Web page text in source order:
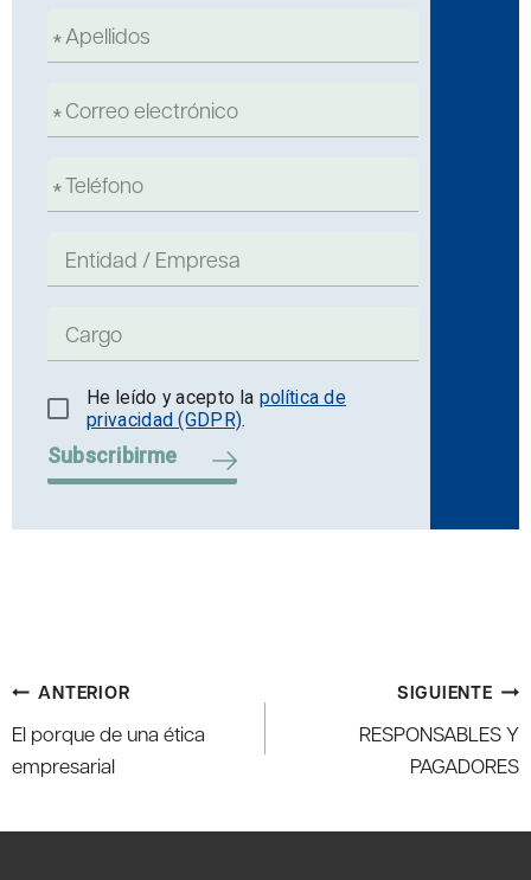
He leído y acepto la política de
privacidad (GDPR).
Subscribirme
Navegación
de
entradas
ANTERIOR
El porque de una ética
empresarial
SIGUIENTE
RESPONSABLES Y
PAGADORES